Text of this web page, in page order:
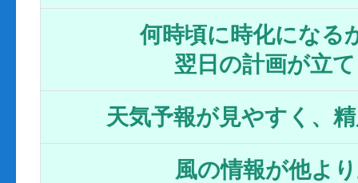
何時頃に時化になる
翌日の計画が立
天気予報が見やすく、
風の情報が他よ